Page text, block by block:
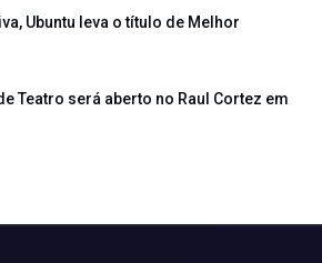
Ubuntu leva o título de Melhor
Teatro será aberto no Raul Cortez em